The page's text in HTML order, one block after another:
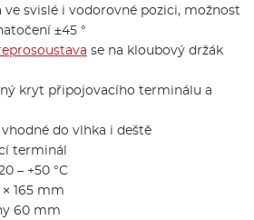
ve svislé i vodorovné pozici, možnost
±45 °
se na kloubový držák
kryt připojovacího terminálu a
do vlhka i deště
terminál
– +50 °C
165 mm
60 mm